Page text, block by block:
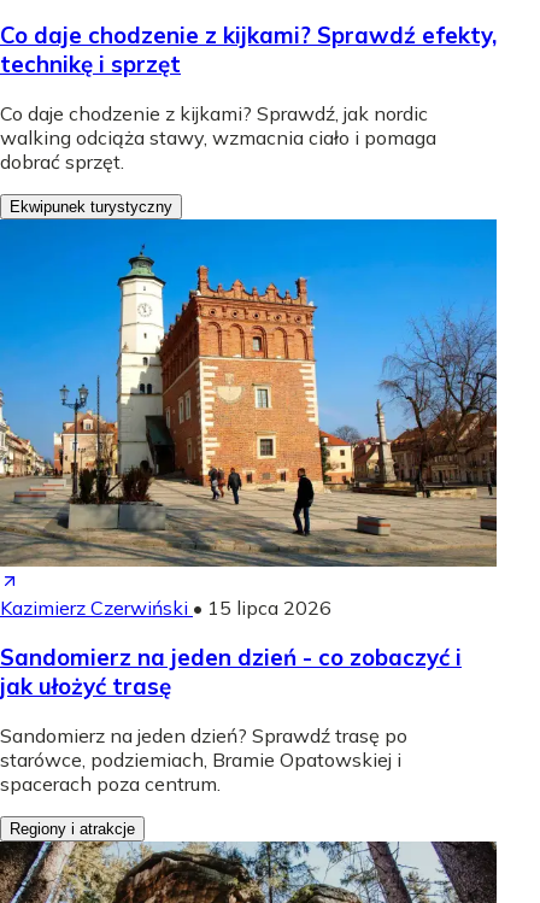
Co daje chodzenie z kijkami? Sprawdź efekty,
technikę i sprzęt
Co daje chodzenie z kijkami? Sprawdź, jak nordic
walking odciąża stawy, wzmacnia ciało i pomaga
dobrać sprzęt.
Ekwipunek turystyczny
Kazimierz Czerwiński • 15 lipca 2026
Sandomierz na jeden dzień - co zobaczyć i
jak ułożyć trasę
Sandomierz na jeden dzień? Sprawdź trasę po
starówce, podziemiach, Bramie Opatowskiej i
spacerach poza centrum.
Regiony i atrakcje